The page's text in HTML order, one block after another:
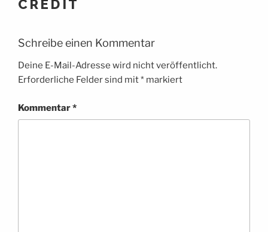
CREDIT
Schreibe einen Kommentar
Deine E-Mail-Adresse wird nicht veröffentlicht.
Erforderliche Felder sind mit* markiert
Kommentar*